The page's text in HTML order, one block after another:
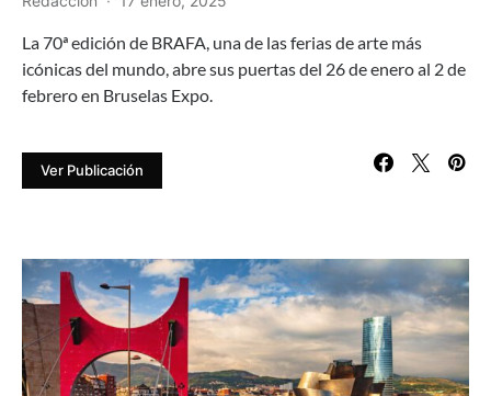
La 70ª edición de BRAFA, una de las ferias de arte más
icónicas del mundo, abre sus puertas del 26 de enero al 2 de
febrero en Bruselas Expo.
Ver Publicación